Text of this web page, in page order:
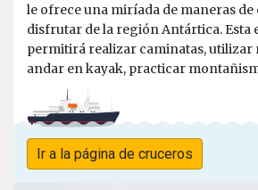
le ofrece una miríada de maneras
disfrutar de la región Antártica. Esta
permitirá realizar caminatas, utilizar
andar en kayak, practicar
Ir a la página de cruceros